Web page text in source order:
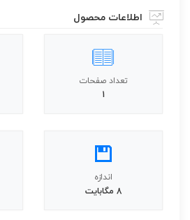
اطلاعات محصول
تعداد صفحات
1
اندازه
8 مگابایت